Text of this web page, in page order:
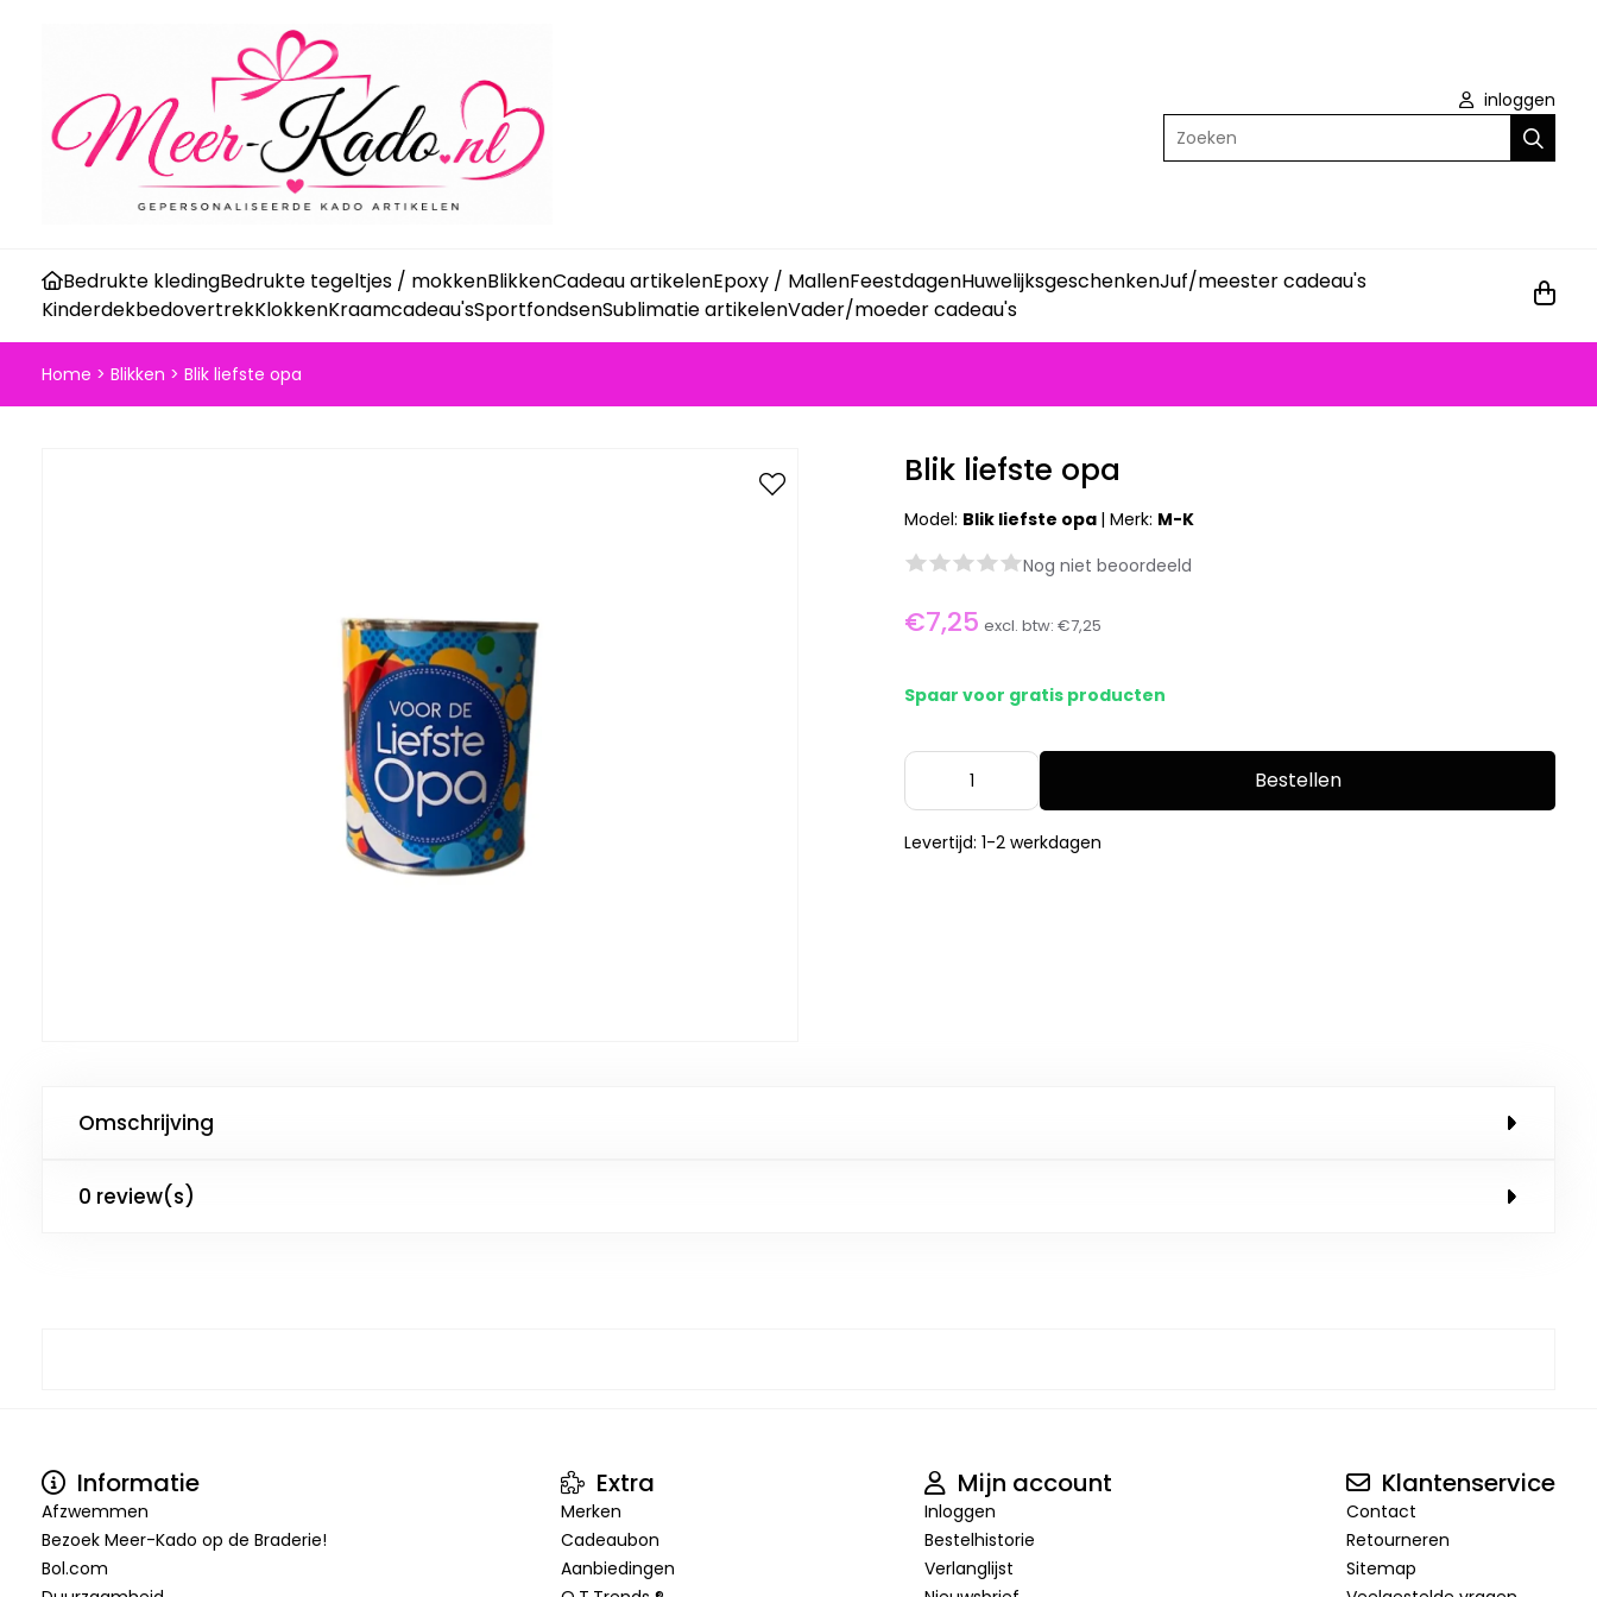
inloggen
Zoeken
Bedrukte kledingBedrukte tegeltjes / mokkenBlikkenCadeau artikelenEpoxy / MallenFeestdagenHuwelijksgeschenkenJuf/meester cadeau's
KinderdekbedovertrekKlokkenKraamcadeau'sSportfondsenSublimatie artikelenVader/moeder cadeau's
Home > Blikken > Blik liefste opa
Blik liefste opa
Model: Blik liefste opa |Merk: M-K
Nog niet beoordeeld
€7,25 excl. btw:€7,25
Spaar voor gratis producten
Bestellen
Levertijd: 1-2 werkdagen
Omschrijving
0 review(s)
Informatie
Afzwemmen
Bezoek Meer-Kado op de Braderie!
Bol.com
Extra
Merken
Cadeaubon
Aanbiedingen
Mijn account
Inloggen
Bestelhistorie
Verlanglijst
Klantenservice
Contact
Retourneren
Sitemap